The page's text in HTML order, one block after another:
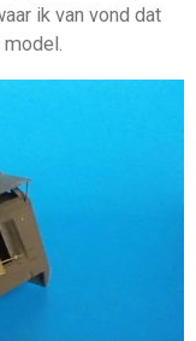
ik van vond dat